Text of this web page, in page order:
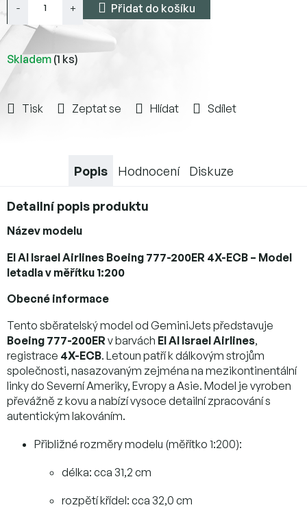
Skladem (1 ks)
Přidat do košíku
Tisk Zeptat se Hlídat Sdílet
Popis Hodnocení Diskuze
Detailní popis produktu
Název modelu
El Al Israel Airlines Boeing 777-200ER 4X-ECB – Model
letadla v měřítku 1:200
Obecné informace
Tento sběratelský model od GeminiJets představuje
Boeing 777-200ER v barvách El Al Israel Airlines,
registrace 4X-ECB. Letoun patří k dálkovým strojům
společnosti, nasazovaným zejména na mezikontinentální
linky do Severní Ameriky, Evropy a Asie. Model je vyroben
převážně z kovu a nabízí vysoce detailní zpracování s
autentickým lakováním.
Přibližné rozměry modelu (měřítko 1:200):
délka: cca 31,2 cm
rozpětí křídel: cca 32,0 cm